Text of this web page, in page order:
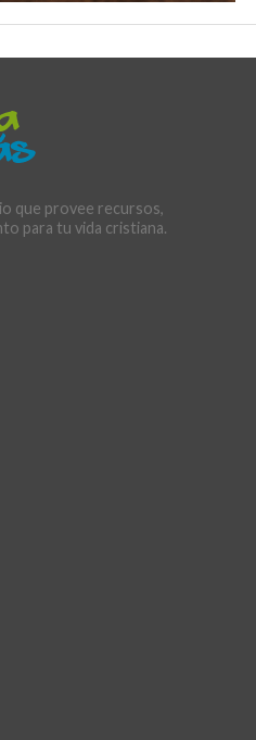
que provee recursos,
para tu vida cristiana.